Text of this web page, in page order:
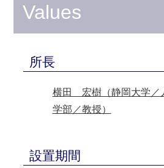
Values
所長
横田 宏樹（静岡大学／
学部／教授）
設置期間